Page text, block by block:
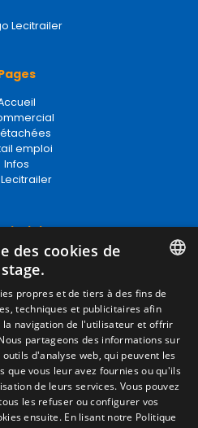
emploi
Infos
juridiques
Légales
Confidentialité
de Cookies
de vente
les cookies
S/N. Apdo 100
(Zaragoza) SPAIN
SPANISH
ENGLISH
FRENCH
ITALIAN
PORTUGUESE
des cookies de
propres et de tiers à des fins de
techniques et publicitaires afin
la navigation de l'utilisateur et offrir
partageons des informations sur
d'analyse web, qui peuvent les
que vous leur avez fournies ou qu'ils
de leurs services. Vous pouvez
les refuser ou configurer vos
ensuite. En lisant notre Politique